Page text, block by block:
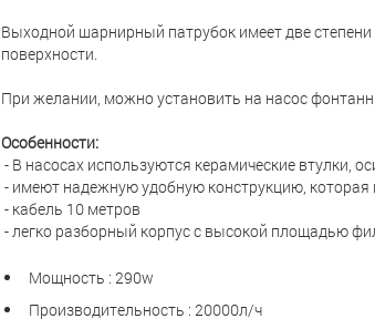
Выходной шарнирный патрубок имеет две
поверхности.
При желании, можно установить на насос
Особенности:
- В насосах используются керамические втулки,
- имеют надежную удобную конструкцию, которая
- кабель 10 метров
- легко разборный корпус с высокой площадью
Мощность : 290w
Производительность : 20000л/ч